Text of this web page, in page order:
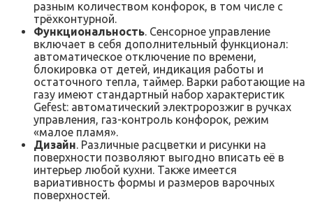
разным количеством конфорок, в том числе с
трёхконтурной.
Функциональность. Сенсорное управление
включает в себя дополнительный функционал:
автоматическое отключение по времени,
блокировка от детей, индикация работы и
остаточного тепла, таймер. Варки работающие на
газу имеют стандартный набор характеристик
Gefest: автоматический электророзжиг в ручках
управления, газ-контроль конфорок, режим
«малое пламя».
Дизайн. Различные расцветки и рисунки на
поверхности позволяют выгодно вписать её в
интерьер любой кухни. Также имеется
вариативность формы и размеров варочных
поверхностей.